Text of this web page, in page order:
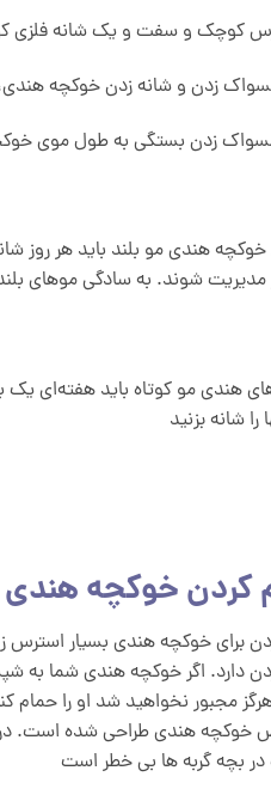
کوچک و سفت و یک شانه فلزی
زدن و شانه زدن خوکچه
مسواک زدن بستگی به طول موی
خوکچه هندی مو بلند باید هر روز
شوند. به سادگی موهای
هندی مو کوتاه باید هفته‌ای یک
را شانه بزنید
کردن خوکچه
برای خوکچه هندی بسیار استرس
دارد. اگر خوکچه هندی شما به شپش
هرگز مجبور نخواهید شد او را
هندی طراحی شده است. در
در بچه گربه ها بی خطر است